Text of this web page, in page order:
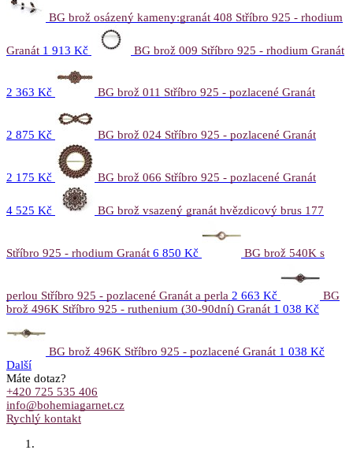
BG brož osázený kameny:granát 408 Stříbro 925 - rhodium
Granát 1 913 Kč BG brož 009 Stříbro 925 - rhodium Granát
2 363 Kč BG brož 011 Stříbro 925 - pozlacené Granát
2 875 Kč BG brož 024 Stříbro 925 - pozlacené Granát
2 175 Kč BG brož 066 Stříbro 925 - pozlacené Granát
4 525 Kč BG brož vsazený granát hvězdicový brus 177
Stříbro 925 - rhodium Granát 6 850 Kč BG brož 540K s
perlou Stříbro 925 - pozlacené Granát a perla 2 663 Kč
BG
brož 496K Stříbro 925 - ruthenium (30-90dní) Granát 1 038 Kč
BG brož 496K Stříbro 925 - pozlacené Granát 1 038 Kč
Další
Máte dotaz?
+420 725 535 406
info@bohemiagarnet.cz
Rychlý kontakt